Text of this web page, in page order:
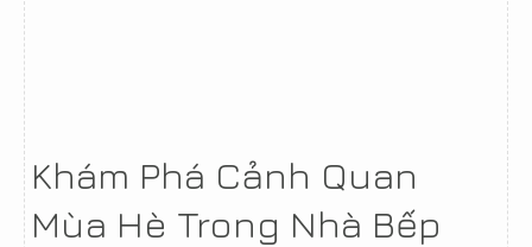
Khám Phá Cảnh Quan
Mùa Hè Trong Nhà Bếp